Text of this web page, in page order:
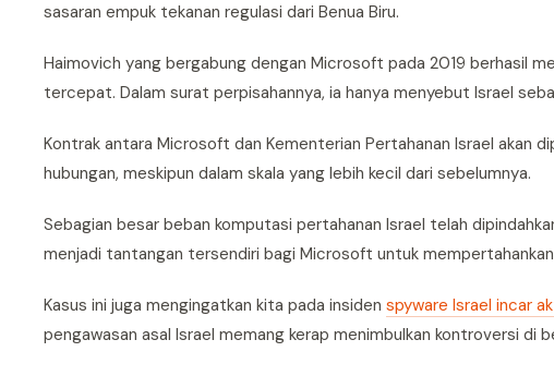
sasaran empuk tekanan regulasi dari Benua Biru.
Haimovich yang bergabung dengan Microsoft pada 2019 berhasil
tercepat. Dalam surat perpisahannya, ia hanya menyebut Israel
Kontrak antara Microsoft dan Kementerian Pertahanan Israel akan
hubungan, meskipun dalam skala yang lebih kecil dari sebelumnya.
Sebagian besar beban komputasi pertahanan Israel telah
menjadi tantangan tersendiri bagi Microsoft untuk
Kasus ini juga mengingatkan kita pada insiden spyware Israel incar
pengawasan asal Israel memang kerap menimbulkan kontroversi di